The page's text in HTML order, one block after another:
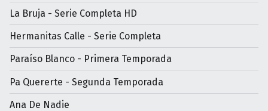
La Bruja - Serie Completa HD
Hermanitas Calle - Serie Completa
Paraíso Blanco - Primera Temporada
Pa Quererte - Segunda Temporada
Ana De Nadie